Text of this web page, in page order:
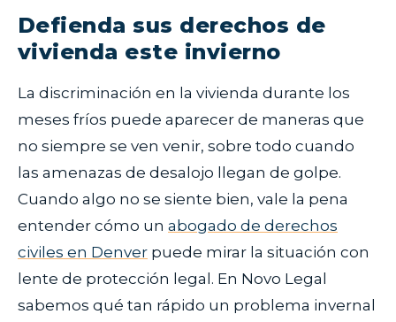
Defienda sus derechos de
vivienda este invierno
La discriminación en la vivienda durante los
meses fríos puede aparecer de maneras que
no siempre se ven venir, sobre todo cuando
las amenazas de desalojo llegan de golpe.
Cuando algo no se siente bien, vale la pena
entender cómo un abogado de derechos
civiles en Denver puede mirar la situación con
lente de protección legal. En Novo Legal
sabemos qué tan rápido un problema invernal